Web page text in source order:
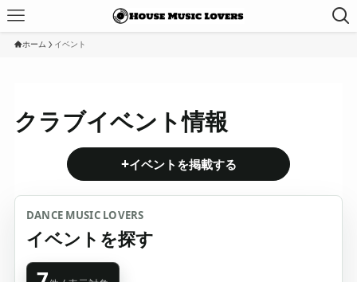
ホーム イベント
クラブイベント情報
+イベントを掲載する
DANCE MUSIC LOVERS
イベントを探す